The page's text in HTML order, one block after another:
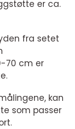
er ca.
fra setet
70 cm er
kan
som passer